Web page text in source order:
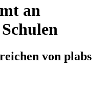
an
von plabs